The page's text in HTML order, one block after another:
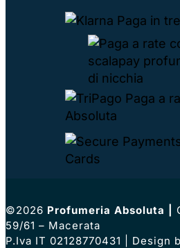
©2026 Profumeria Absoluta
59/61 – Macerata
P.Iva IT 02128770431 | Design